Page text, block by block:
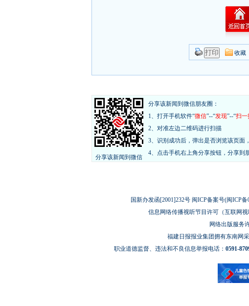
收藏
分享该新闻到微信
分享该新闻到微信朋友圈：
1、打开手机软件“微信”--“发现”--“扫一
2、对准左边二维码进行扫描
3、识别成功后，弹出是否浏览该页面
4、点击手机右上角分享按钮，分享到
国新办发函[2001]232号 闽ICP备案号(闽ICP备
信息网络传播视听节目许可（互联网
网络出版服务
福建日报报业集团拥有东南网
职业道德监督、违法和不良信息举报电话： 0591-